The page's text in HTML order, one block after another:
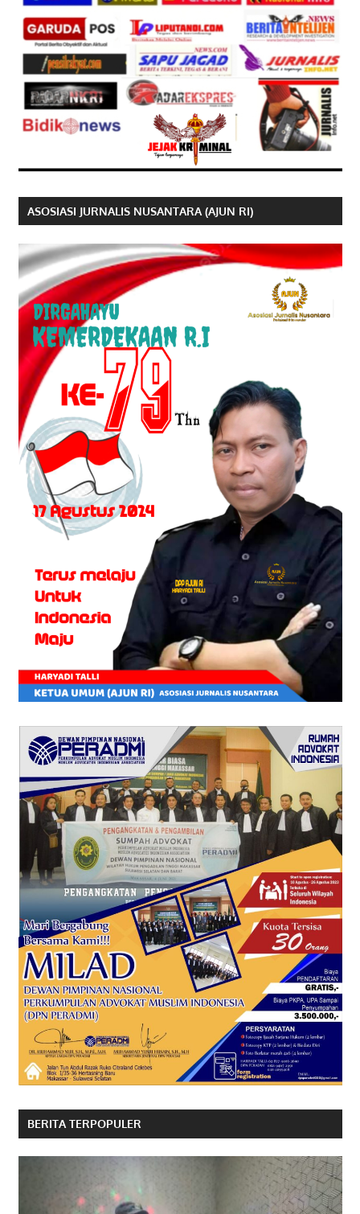
ASOSIASI JURNALIS NUSANTARA (AJUN RI)
BERITA TERPOPULER